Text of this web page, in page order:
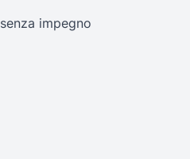
senza impegno